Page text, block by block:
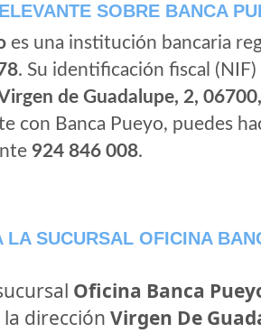
SOBRE BANCA
es una institución bancaria
. Su identificación fiscal (NIF)
de Guadalupe, 2,
con Banca Pueyo, puedes
924 846 008.
LA SUCURSAL OFICINA
Oficina Banca
dirección Virgen De